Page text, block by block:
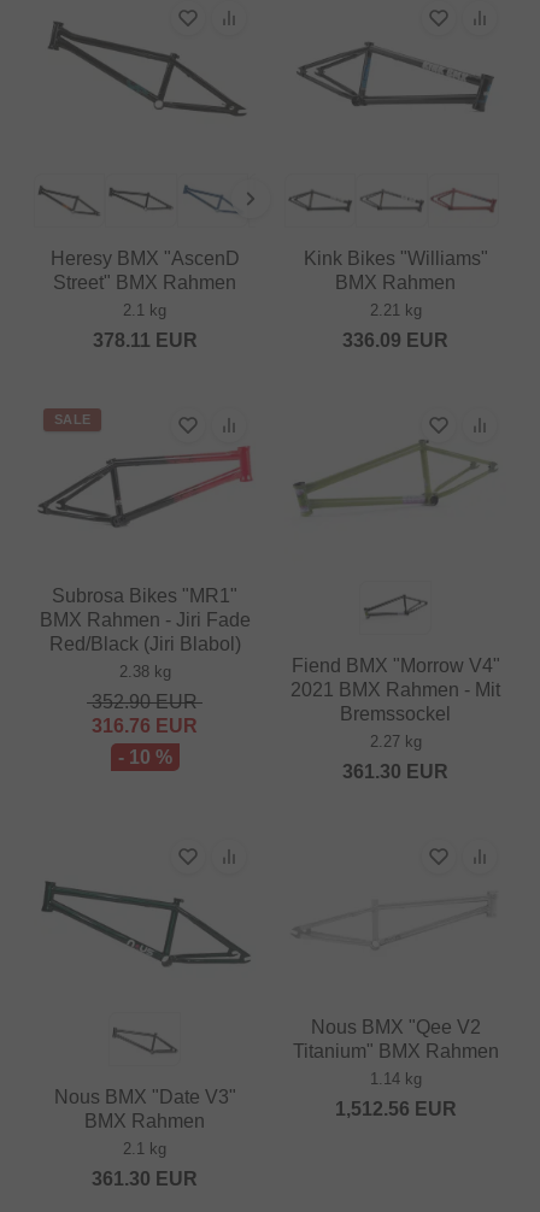
Heresy BMX "AscenD
Street" BMX Rahmen
2.1 kg
378.11 EUR
Kink Bikes "Williams"
BMX Rahmen
2.21 kg
336.09 EUR
SALE
Subrosa Bikes "MR1"
BMX Rahmen - Jiri Fade
Red/Black (Jiri Blabol)
2.38 kg
352.90EUR
316.76 EUR
- 10 %
Fiend BMX "Morrow V4"
2021 BMX Rahmen - Mit
Bremssockel
2.27 kg
361.30 EUR
Nous BMX "Date V3"
BMX Rahmen
2.1 kg
361.30 EUR
Nous BMX "Qee V2
Titanium" BMX Rahmen
1.14 kg
1,512.56 EUR